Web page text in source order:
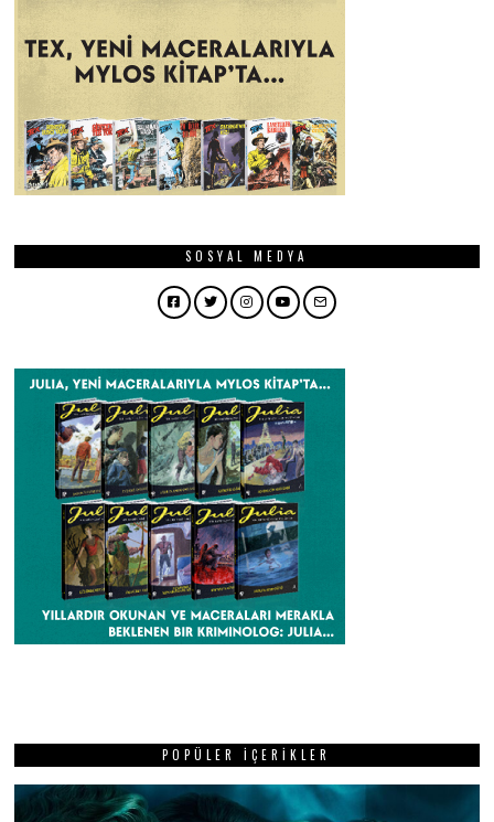
SOSYAL MEDYA
Facebook
TwitterInstagram
YouTubeEmail
POPÜLER İÇERIKLER